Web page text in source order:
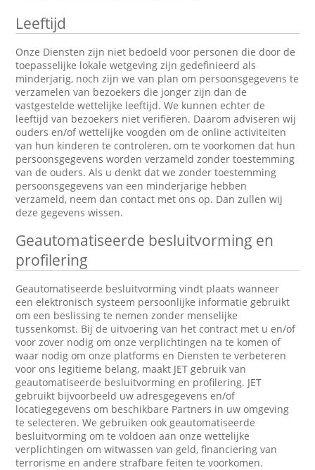
Leeftijd
Onze Diensten zijn niet bedoeld voor personen die door de
toepasselijke lokale wetgeving zijn gedefinieerd als
minderjarig, noch zijn we van plan om persoonsgegevens te
verzamelen van bezoekers die jonger zijn dan de
vastgestelde wettelijke leeftijd. We kunnen echter de
leeftijd van bezoekers niet verifiëren. Daarom adviseren wij
ouders en/of wettelijke voogden om de online activiteiten
van hun kinderen te controleren, om te voorkomen dat hun
persoonsgegevens worden verzameld zonder toestemming
van de ouders. Als u denkt dat we zonder toestemming
persoonsgegevens van een minderjarige hebben
verzameld, neem dan contact met ons op. Dan zullen wij
deze gegevens wissen.
Geautomatiseerde besluitvorming en
profilering
Geautomatiseerde besluitvorming vindt plaats wanneer
een elektronisch systeem persoonlijke informatie gebruikt
om een beslissing te nemen zonder menselijke
tussenkomst. Bij de uitvoering van het contract met u en/of
voor zover nodig om onze verplichtingen na te komen of
waar nodig om onze platforms en Diensten te verbeteren
voor ons legitieme belang, maakt JET gebruik van
geautomatiseerde besluitvorming en profilering. JET
gebruikt bijvoorbeeld uw adresgegevens en/of
locatiegegevens om beschikbare Partners in uw omgeving
te selecteren. We gebruiken ook geautomatiseerde
besluitvorming om te voldoen aan onze wettelijke
verplichtingen om witwassen van geld, financiering van
terrorisme en andere strafbare feiten te voorkomen.